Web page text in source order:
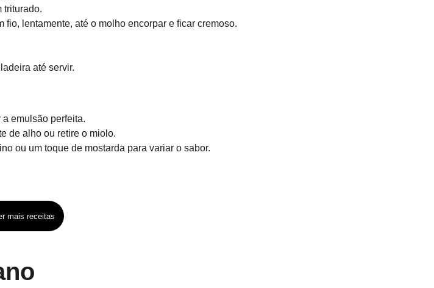
triturado.
lentamente, até o molho encorpar e ficar cremoso.
até servir.
emulsão perfeita.
de alho ou retire o miolo.
ou um toque de mostarda para variar o sabor.
mais receitas